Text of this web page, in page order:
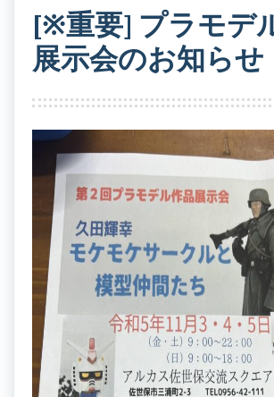
[※重要] プラモデ
展示会のお知らせ